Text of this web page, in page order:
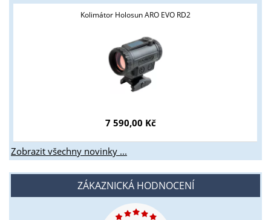
Kolimátor Holosun ARO EVO RD2
7 590,00 Kč
Zobrazit všechny novinky ...
ZÁKAZNICKÁ HODNOCENÍ